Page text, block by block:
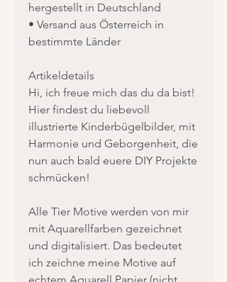
hergestellt in Deutschland
• Versand aus Österreich in
bestimmte Länder
Artikeldetails
Hi, ich freue mich das du da bist!
Hier findest du liebevoll
illustrierte Kinderbügelbilder, mit
Harmonie und Geborgenheit, die
nun auch bald euere DIY Projekte
schmücken!
Alle Tier Motive werden von mir
mit Aquarellfarben gezeichnet
und digitalisiert. Das bedeutet
ich zeichne meine Motive auf